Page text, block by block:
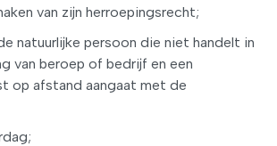
van zijn herroepingsrecht;
natuurlijke persoon die niet handelt in
van beroep of bedrijf en een
op afstand aangaat met de